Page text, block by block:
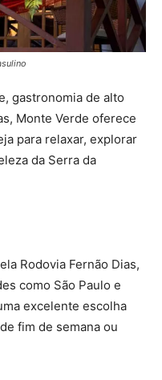
gastronomia de alto
Monte Verde oferece
para relaxar, explorar
da Serra da
Rodovia Fernão Dias,
como São Paulo e
excelente escolha
fim de semana ou